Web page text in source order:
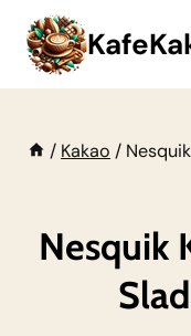
Přeskočit
obsah
/ Kakao /
Nesquik